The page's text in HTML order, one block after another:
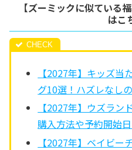
【ズーミックに似ている
はこ
【2027年】キッズ当
グ10選！ハズレなし
【2027年】ウズラン
購入方法や予約開始
【2027年】ベイビー